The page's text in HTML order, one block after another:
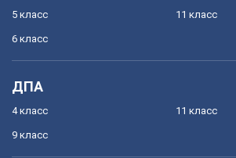
5 класс
6 класс
11 класс
ДПА
4 класс
9 класс
11 класс